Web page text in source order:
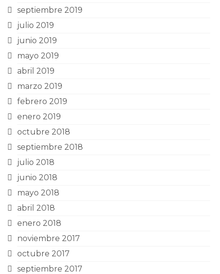
septiembre 2019
julio 2019
junio 2019
mayo 2019
abril 2019
marzo 2019
febrero 2019
enero 2019
octubre 2018
septiembre 2018
julio 2018
junio 2018
mayo 2018
abril 2018
enero 2018
noviembre 2017
octubre 2017
septiembre 2017